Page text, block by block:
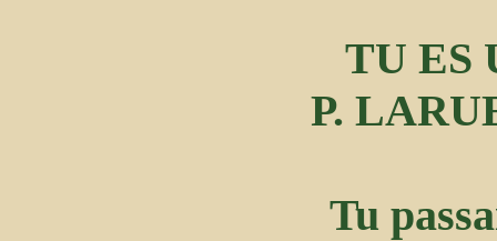
TU ES
P.
Tu